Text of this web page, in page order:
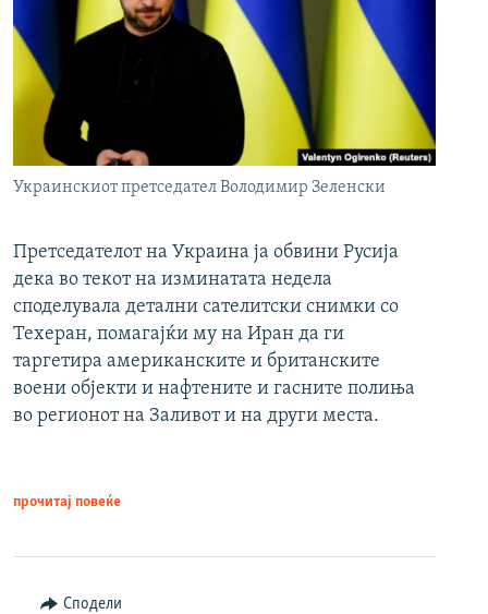
Украинскиот претседател Володимир Зеленски
Претседателот на Украина ја обвини Русија
дека во текот на изминатата недела
споделувала детални сателитски снимки со
Техеран, помагајќи му на Иран да ги
таргетира американските и британските
воени објекти и нафтените и гасните полиња
во регионот на Заливот и на други места.
прочитај повеќе
Сподели